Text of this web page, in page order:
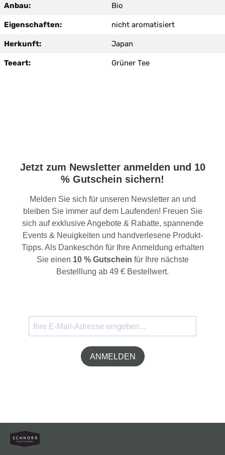
Anbau: Bio
Eigenschaften: nicht aromatisiert
Herkunft: Japan
Teeart: Grüner Tee
Jetzt zum Newsletter anmelden und 10
% Gutschein sichern!
Melden Sie sich für unseren Newsletter an und
bleiben Sie immer auf dem Laufenden! Freuen Sie
sich auf exklusive Angebote & Rabatte, spannende
Events & Neuigkeiten und handverlesene Produkt-
Tipps. Als Dankeschön für Ihre Anmeldung erhalten
Sie einen 10 % Gutschein für Ihre nächste
Bestelllung ab 49 € Bestellwert.
ANMELDEN